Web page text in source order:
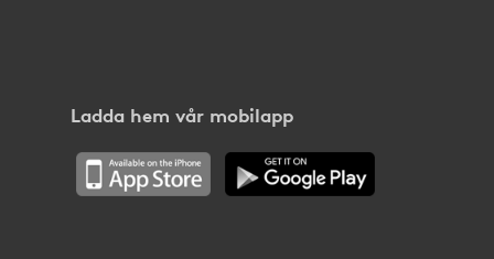
Ladda hem vår mobilapp